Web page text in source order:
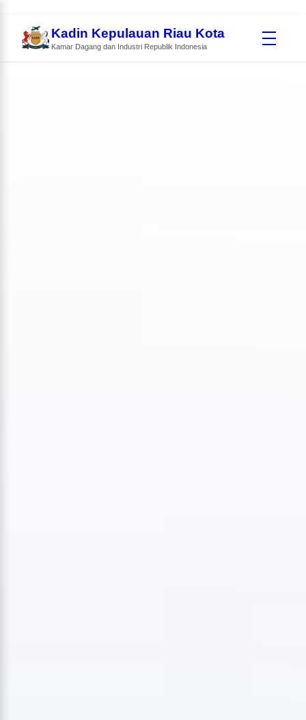
Kadin Kepulauan Riau Kota
Kamar Dagang dan Industri Republik Indonesia